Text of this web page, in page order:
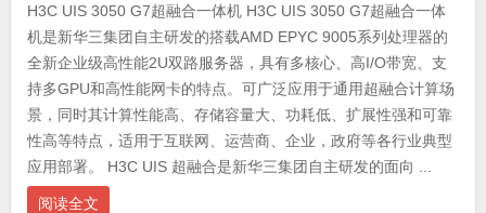
H3C UIS 3050 G7超融合一体机 H3C UIS 3050 G7超融合一体
机是新华三集团自主研发的搭载AMD EPYC 9005系列处理器的
全新企业级高性能2U双路服务器，具有多核心、高I/O带宽、支
持多GPU和高性能网卡的特点。可广泛应用于通用超融合计算场
景，同时其计算性能高、存储容量大、功耗低、扩展性强和可靠
性高等特点，适用于互联网、运营商、企业，政府等各行业典型
应用部署。 H3C UIS 超融合是新华三集团自主研发的面向 ...
阅读全文